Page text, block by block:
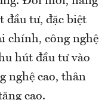
đầu tư, đặc biệt
chính, công nghệ
hút đầu tư vào
nghệ cao, thân
cao.